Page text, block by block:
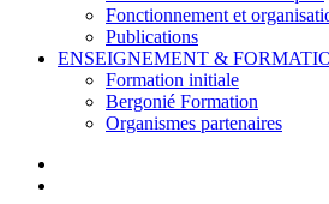
Fonctionnement et
Publications
ENSEIGNEMENT &
Formation initiale
Bergonié Formation
Organismes partenaires